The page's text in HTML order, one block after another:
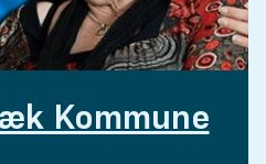
Kommune